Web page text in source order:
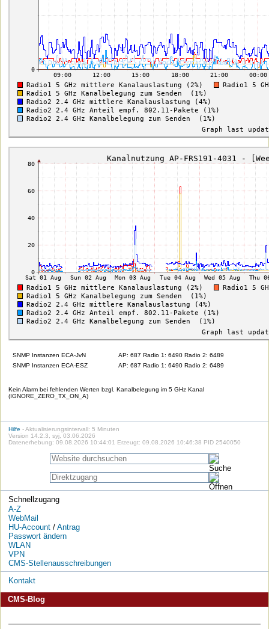
SNMP Instanzen ECA-JvN
AP: 687 Radio 1: 6490 Radio 2: 6489
SNMP Instanzen ECA-ESZ
AP: 687 Radio 1: 6490 Radio 2: 6489
Kein Alarm bei fehlenden Werten bzgl. Kanalbelegung im 5 GHz Kanal
(IGNORE_ZERO_TX_ON_A)
Hilfe - Aktualisierungsintervall: 5 Minuten
Version 14.2.3, syj, 03.06.2026
Datenerhebung: 09.08.2026 10:44:01 Erzeugt: 09.08.2026 10:46:38 PID 2540050
Schnellzugang
A-Z
WebMail
HU-Account/ Antrag
Passwort ändern
WLAN
VPN
CMS-Stellenausschreibungen
Kontakt
CMS-Blog